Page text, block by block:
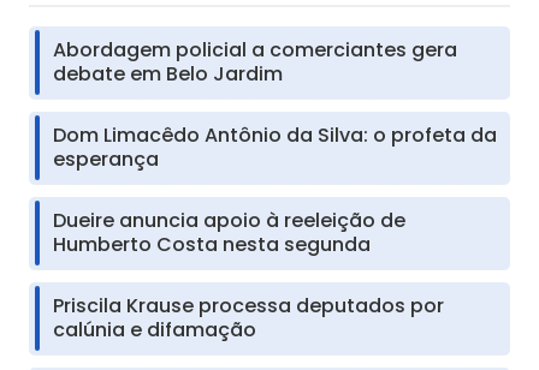
Abordagem policial a comerciantes gera
debate em Belo Jardim
Dom Limacêdo Antônio da Silva: o profeta da
esperança
Dueire anuncia apoio à reeleição de
Humberto Costa nesta segunda
Priscila Krause processa deputados por
calúnia e difamação